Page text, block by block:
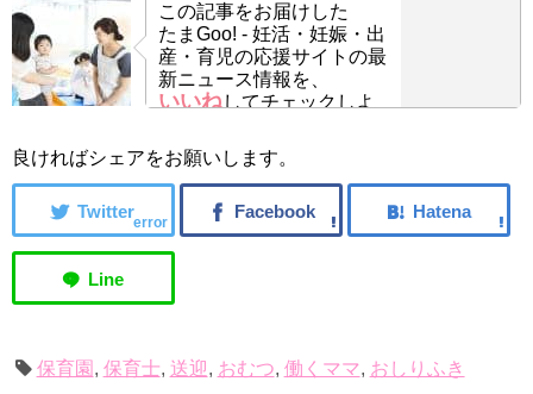
この記事をお届けした
たまGoo! - 妊活・妊娠・出
産・育児の応援サイトの最
新ニュース情報を、
いいねしてチェックしよ
良ければシェアをお願いします。
error
保育園 , 保育士, 送迎, おむつ, 働くママ, おしりふき